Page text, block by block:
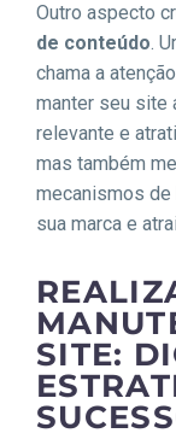
Outro aspecto
de conteúdo.
chama a
manter seu site
relevante e
mas também
mecanismos de
sua marca e
SITE: